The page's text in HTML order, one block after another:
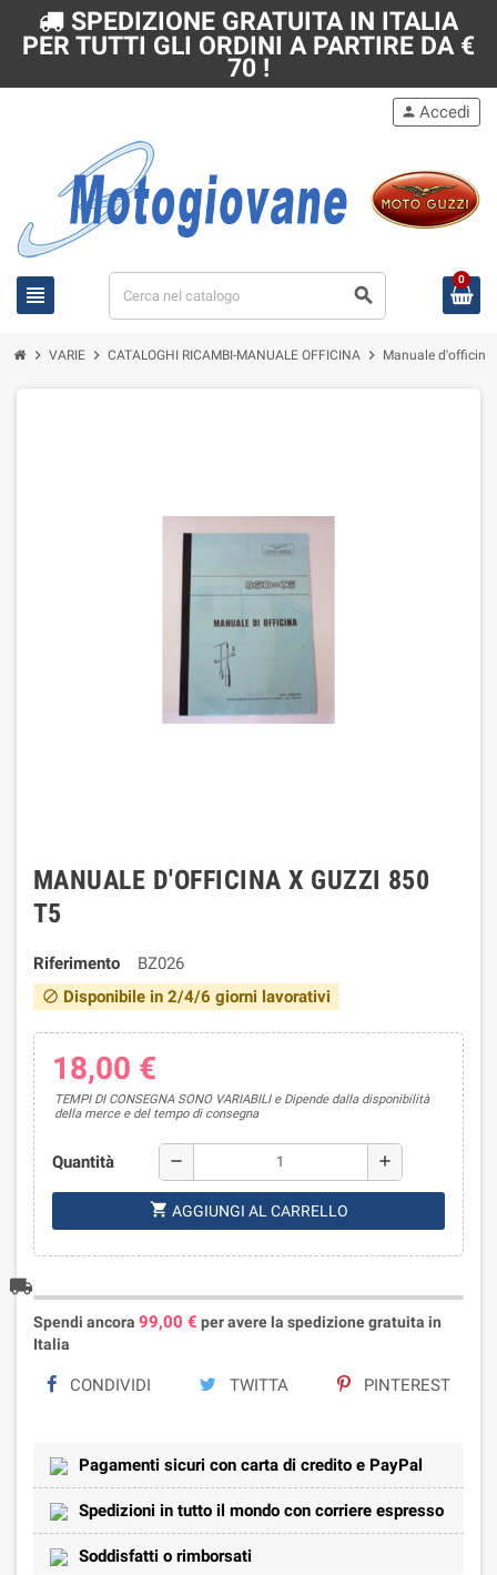
SPEDIZIONE GRATUITA IN ITALIA
PER TUTTI GLI ORDINI A PARTIRE DA €
70 !
view_headline search
person Accedi
0
chevron_right VARIE chevron_right CATALOGHI RICAMBI-MANUALE OFFICINA chevron_right Manuale d'officina
MANUALE D'OFFICINA X GUZZI 850
T5
Riferimento BZ026
block Disponibile in 2/4/6 giorni lavorativi
18,00 €
TEMPI DI CONSEGNA SONO VARIABILI e Dipende dalla disponibilità
della merce e del tempo di consegna
Quantità remove add
shopping_cart AGGIUNGI AL CARRELLO
local_shipping
Spendi ancora 99,00 € per avere la spedizione gratuita in
Italia
CONDIVIDI TWITTA PINTEREST
Pagamenti sicuri con carta di credito e PayPal
Spedizioni in tutto il mondo con corriere espresso
Soddisfatti o rimborsati